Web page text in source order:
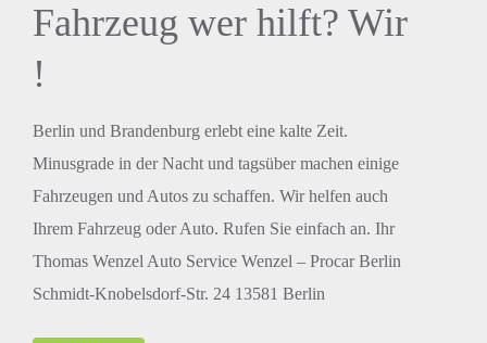
Fahrzeug wer hilft? Wir
!
Berlin und Brandenburg erlebt eine kalte Zeit.
Minusgrade in der Nacht und tagsüber machen einige
Fahrzeugen und Autos zu schaffen. Wir helfen auch
Ihrem Fahrzeug oder Auto. Rufen Sie einfach an. Ihr
Thomas Wenzel Auto Service Wenzel – Procar Berlin
Schmidt-Knobelsdorf-Str. 24 13581 Berlin